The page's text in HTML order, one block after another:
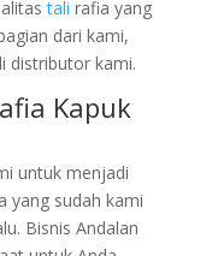
tali rafia yang
dari kami,
distributor kami.
Kapuk
untuk menjadi
yang sudah kami
Bisnis Andalan